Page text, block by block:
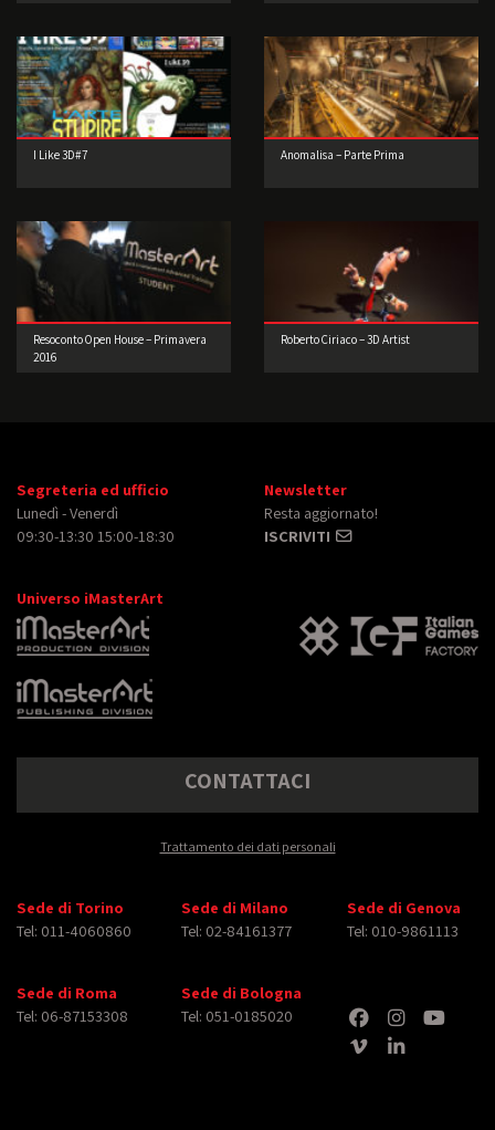
I Like 3D#7 Anomalisa – Parte Prima
Resoconto Open House – Primavera
2016
Roberto Ciriaco – 3D Artist
Segreteria ed ufficio
Lunedì - Venerdì
09:30-13:30 15:00-18:30
Newsletter
Resta aggiornato!
ISCRIVITI
Universo iMasterArt
CONTATTACI
Trattamento dei dati personali
Sede di Torino
Tel: 011-4060860
Sede di Milano
Tel: 02-84161377
Sede di Genova
Tel: 010-9861113
Sede di Roma
Tel: 06-87153308
Sede di Bologna
Tel: 051-0185020